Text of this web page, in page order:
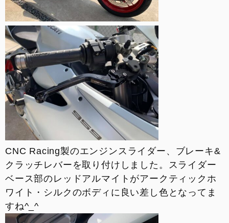
CNC Racing製のエンジンスライダー、ブレーキ&
クラッチレバーを取り付けしました。スライダー
ベース部のレッドアルマイトがアークティックホ
ワイト・シルクのボディに良い差し色となってま
すね^_^